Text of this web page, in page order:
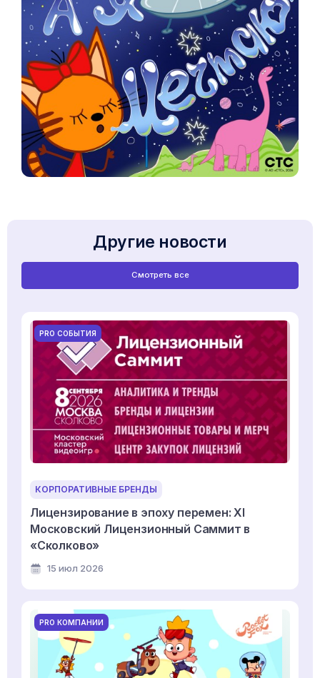
Другие новости
Смотреть все
PRO СОБЫТИЯ
КОРПОРАТИВНЫЕ БРЕНДЫ
Лицензирование в эпоху перемен: XI
Московский Лицензионный Саммит в
«Сколково»
15 июл 2026
PRO КОМПАНИИ